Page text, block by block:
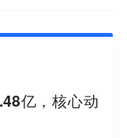
亿，核心动